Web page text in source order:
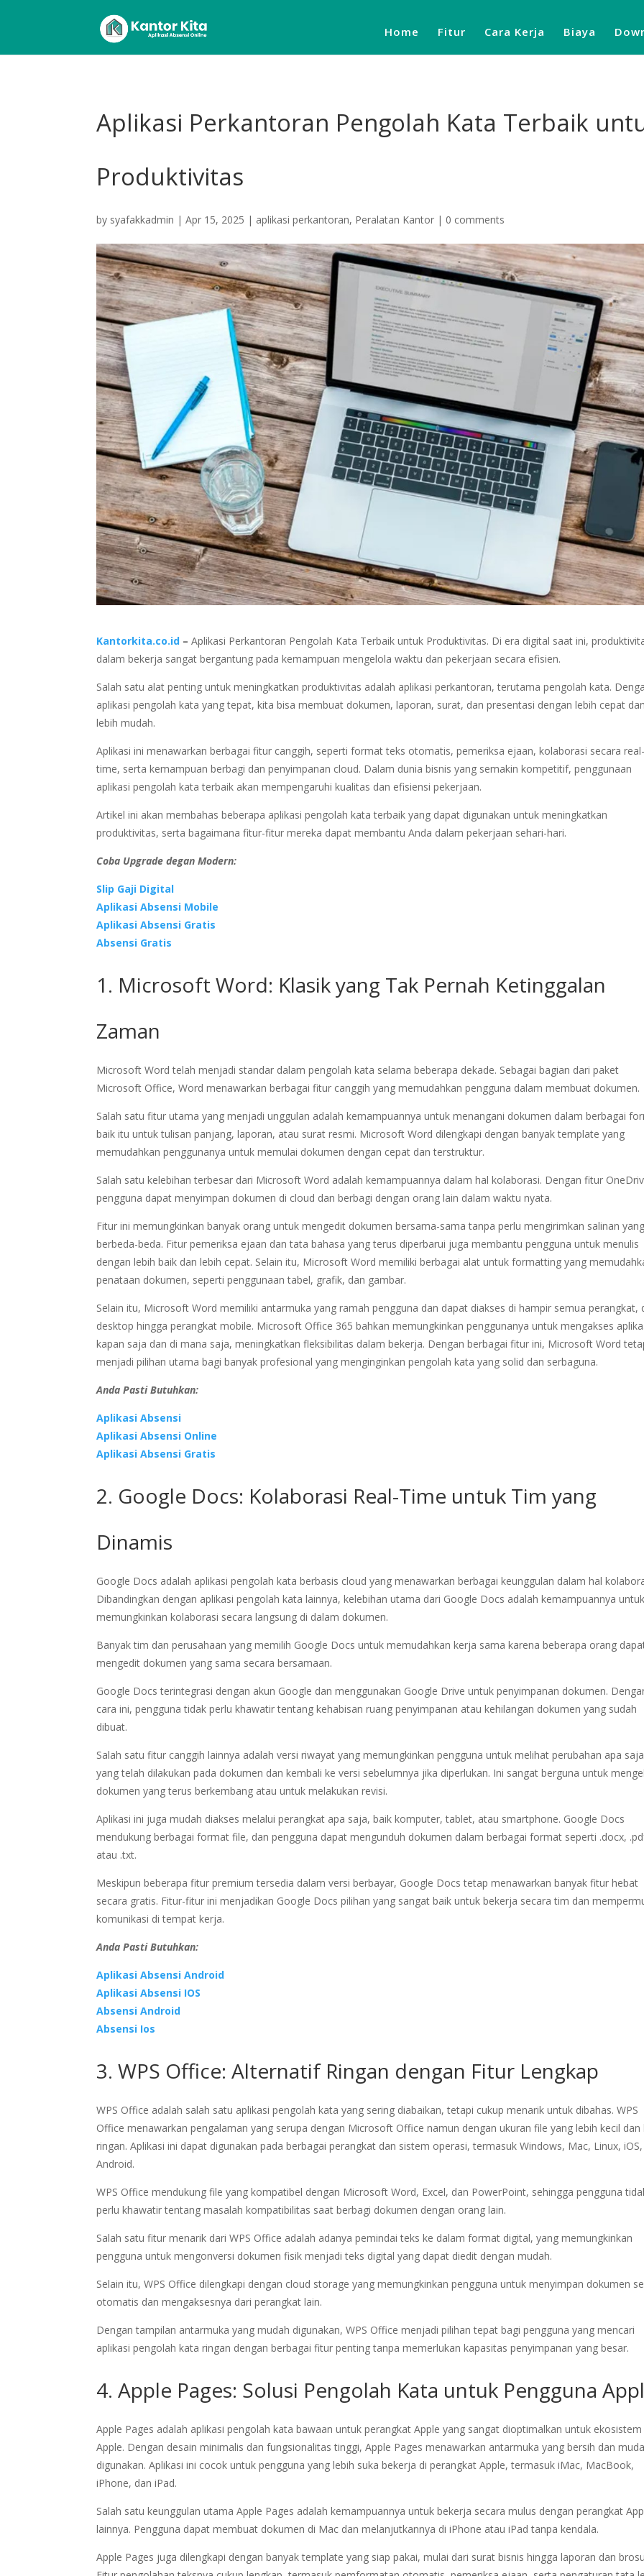
Home Fitur Cara Kerja Biaya
Aplikasi Perkantoran Pengolah Kata Terbaik
Produktivitas
by syafakkadmin |Apr 15, 2025 | aplikasi perkantoran, Peralatan Kantor | 0 comments
Kantorkita.co.id – Aplikasi Perkantoran Pengolah Kata Terbaik untuk Produktivitas. Di era digital saat ini,
dalam bekerja sangat bergantung pada kemampuan mengelola waktu dan pekerjaan secara efisien.
Salah satu alat penting untuk meningkatkan produktivitas adalah aplikasi perkantoran, terutama pengolah kata.
aplikasi pengolah kata yang tepat, kita bisa membuat dokumen, laporan, surat, dan presentasi dengan lebih cepat dan
lebih mudah.
Aplikasi ini menawarkan berbagai fitur canggih, seperti format teks otomatis, pemeriksa ejaan, kolaborasi secara real-
time, serta kemampuan berbagi dan penyimpanan cloud. Dalam dunia bisnis yang semakin kompetitif, penggunaan
aplikasi pengolah kata terbaik akan mempengaruhi kualitas dan efisiensi pekerjaan.
Artikel ini akan membahas beberapa aplikasi pengolah kata terbaik yang dapat digunakan untuk meningkatkan
produktivitas, serta bagaimana fitur-fitur mereka dapat membantu Anda dalam pekerjaan sehari-hari.
Coba Upgrade degan Modern:
Slip Gaji Digital
Aplikasi Absensi Mobile
Aplikasi Absensi Gratis
Absensi Gratis
1. Microsoft Word: Klasik yang Tak Pernah Ketinggalan
Zaman
Microsoft Word telah menjadi standar dalam pengolah kata selama beberapa dekade. Sebagai bagian dari paket
Microsoft Office, Word menawarkan berbagai fitur canggih yang memudahkan pengguna dalam membuat dokumen.
Salah satu fitur utama yang menjadi unggulan adalah kemampuannya untuk menangani dokumen dalam berbagai
baik itu untuk tulisan panjang, laporan, atau surat resmi. Microsoft Word dilengkapi dengan banyak template yang
memudahkan penggunanya untuk memulai dokumen dengan cepat dan terstruktur.
Salah satu kelebihan terbesar dari Microsoft Word adalah kemampuannya dalam hal kolaborasi. Dengan fitur
pengguna dapat menyimpan dokumen di cloud dan berbagi dengan orang lain dalam waktu nyata.
Fitur ini memungkinkan banyak orang untuk mengedit dokumen bersama-sama tanpa perlu mengirimkan salinan yang
berbeda-beda. Fitur pemeriksa ejaan dan tata bahasa yang terus diperbarui juga membantu pengguna untuk menulis
dengan lebih baik dan lebih cepat. Selain itu, Microsoft Word memiliki berbagai alat untuk formatting yang
penataan dokumen, seperti penggunaan tabel, grafik, dan gambar.
Selain itu, Microsoft Word memiliki antarmuka yang ramah pengguna dan dapat diakses di hampir semua perangkat,
desktop hingga perangkat mobile. Microsoft Office 365 bahkan memungkinkan penggunanya untuk mengakses
kapan saja dan di mana saja, meningkatkan fleksibilitas dalam bekerja. Dengan berbagai fitur ini, Microsoft Word
menjadi pilihan utama bagi banyak profesional yang menginginkan pengolah kata yang solid dan serbaguna.
Anda Pasti Butuhkan:
Aplikasi Absensi
Aplikasi Absensi Online
Aplikasi Absensi Gratis
2. Google Docs: Kolaborasi Real-Time untuk Tim yang
Dinamis
Google Docs adalah aplikasi pengolah kata berbasis cloud yang menawarkan berbagai keunggulan dalam hal
Dibandingkan dengan aplikasi pengolah kata lainnya, kelebihan utama dari Google Docs adalah kemampuannya untuk
memungkinkan kolaborasi secara langsung di dalam dokumen.
Banyak tim dan perusahaan yang memilih Google Docs untuk memudahkan kerja sama karena beberapa orang
mengedit dokumen yang sama secara bersamaan.
Google Docs terintegrasi dengan akun Google dan menggunakan Google Drive untuk penyimpanan dokumen.
cara ini, pengguna tidak perlu khawatir tentang kehabisan ruang penyimpanan atau kehilangan dokumen yang sudah
dibuat.
Salah satu fitur canggih lainnya adalah versi riwayat yang memungkinkan pengguna untuk melihat perubahan apa saja
yang telah dilakukan pada dokumen dan kembali ke versi sebelumnya jika diperlukan. Ini sangat berguna untuk
dokumen yang terus berkembang atau untuk melakukan revisi.
Aplikasi ini juga mudah diakses melalui perangkat apa saja, baik komputer, tablet, atau smartphone. Google Docs
mendukung berbagai format file, dan pengguna dapat mengunduh dokumen dalam berbagai format seperti .docx,
atau .txt.
Meskipun beberapa fitur premium tersedia dalam versi berbayar, Google Docs tetap menawarkan banyak fitur hebat
secara gratis. Fitur-fitur ini menjadikan Google Docs pilihan yang sangat baik untuk bekerja secara tim dan
komunikasi di tempat kerja.
Anda Pasti Butuhkan:
Aplikasi Absensi Android
Aplikasi Absensi IOS
Absensi Android
Absensi Ios
3. WPS Office: Alternatif Ringan dengan Fitur Lengkap
WPS Office adalah salah satu aplikasi pengolah kata yang sering diabaikan, tetapi cukup menarik untuk dibahas. WPS
Office menawarkan pengalaman yang serupa dengan Microsoft Office namun dengan ukuran file yang lebih kecil dan
ringan. Aplikasi ini dapat digunakan pada berbagai perangkat dan sistem operasi, termasuk Windows, Mac, Linux,
Android.
WPS Office mendukung file yang kompatibel dengan Microsoft Word, Excel, dan PowerPoint, sehingga pengguna
perlu khawatir tentang masalah kompatibilitas saat berbagi dokumen dengan orang lain.
Salah satu fitur menarik dari WPS Office adalah adanya pemindai teks ke dalam format digital, yang memungkinkan
pengguna untuk mengonversi dokumen fisik menjadi teks digital yang dapat diedit dengan mudah.
Selain itu, WPS Office dilengkapi dengan cloud storage yang memungkinkan pengguna untuk menyimpan dokumen
otomatis dan mengaksesnya dari perangkat lain.
Dengan tampilan antarmuka yang mudah digunakan, WPS Office menjadi pilihan tepat bagi pengguna yang mencari
aplikasi pengolah kata ringan dengan berbagai fitur penting tanpa memerlukan kapasitas penyimpanan yang besar.
4. Apple Pages: Solusi Pengolah Kata untuk Pengguna
Apple Pages adalah aplikasi pengolah kata bawaan untuk perangkat Apple yang sangat dioptimalkan untuk ekosistem
Apple. Dengan desain minimalis dan fungsionalitas tinggi, Apple Pages menawarkan antarmuka yang bersih dan
digunakan. Aplikasi ini cocok untuk pengguna yang lebih suka bekerja di perangkat Apple, termasuk iMac, MacBook,
iPhone, dan iPad.
Salah satu keunggulan utama Apple Pages adalah kemampuannya untuk bekerja secara mulus dengan perangkat
lainnya. Pengguna dapat membuat dokumen di Mac dan melanjutkannya di iPhone atau iPad tanpa kendala.
Apple Pages juga dilengkapi dengan banyak template yang siap pakai, mulai dari surat bisnis hingga laporan dan